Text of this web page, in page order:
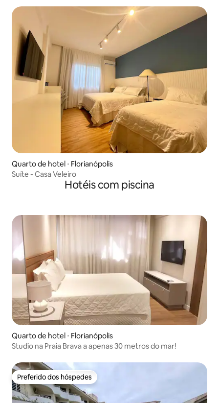
Quarto de hotel ⋅ Florianópolis
Suíte - Casa Veleiro
Hotéis com piscina
Quarto de hotel ⋅ Florianópolis
Studio na Praia Brava a apenas 30 metros do mar!
Preferido dos hóspedes
Preferido dos hóspedes